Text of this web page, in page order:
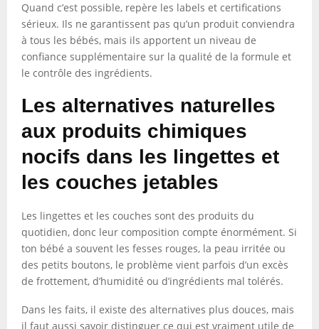
Quand c’est possible, repère les labels et certifications
sérieux. Ils ne garantissent pas qu’un produit conviendra
à tous les bébés, mais ils apportent un niveau de
confiance supplémentaire sur la qualité de la formule et
le contrôle des ingrédients.
Les alternatives naturelles
aux produits chimiques
nocifs dans les lingettes et
les couches jetables
Les lingettes et les couches sont des produits du
quotidien, donc leur composition compte énormément. Si
ton bébé a souvent les fesses rouges, la peau irritée ou
des petits boutons, le problème vient parfois d’un excès
de frottement, d’humidité ou d’ingrédients mal tolérés.
Dans les faits, il existe des alternatives plus douces, mais
il faut aussi savoir distinguer ce qui est vraiment utile de